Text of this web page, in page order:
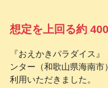
想定を上回る約
『おえかきパラダイス
ンター（和歌山県海南
利用いただきました。